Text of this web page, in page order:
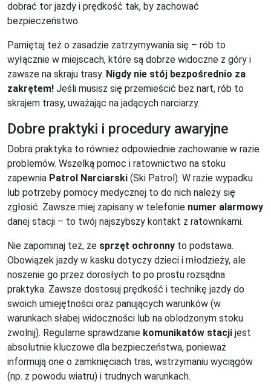
dobrać tor jazdy i prędkość tak, by zachować
bezpieczeństwo.
Pamiętaj też o zasadzie zatrzymywania się – rób to
wyłącznie w miejscach, które są dobrze widoczne z góry i
zawsze na skraju trasy. Nigdy nie stój bezpośrednio za
zakrętem! Jeśli musisz się przemieścić bez nart, rób to
skrajem trasy, uważając na jadących narciarzy.
Dobre praktyki i procedury awaryjne
Dobra praktyka to również odpowiednie zachowanie w razie
problemów. Wszelką pomoc i ratownictwo na stoku
zapewnia Patrol Narciarski (Ski Patrol). W razie wypadku
lub potrzeby pomocy medycznej to do nich należy się
zgłosić. Zawsze miej zapisany w telefonie numer alarmowy
danej stacji – to twój najszybszy kontakt z ratownikami.
Nie zapominaj też, że sprzęt ochronny to podstawa.
Obowiązek jazdy w kasku dotyczy dzieci i młodzieży, ale
noszenie go przez dorosłych to po prostu rozsądna
praktyka. Zawsze dostosuj prędkość i technikę jazdy do
swoich umiejętności oraz panujących warunków (w
warunkach słabej widoczności lub na oblodzonym stoku
zwolnij). Regularne sprawdzanie komunikatów stacji jest
absolutnie kluczowe dla bezpieczeństwa, ponieważ
informują one o zamknięciach tras, wstrzymaniu wyciągów
(np. z powodu wiatru) i trudnych warunkach.